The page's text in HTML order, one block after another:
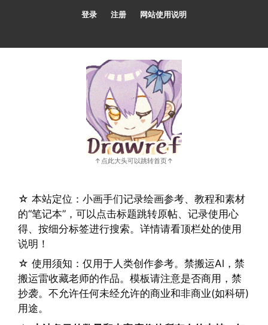
容
登录 注册 网站使用说明
☆ 本站定位：小画手们记录绘画参考、教程和素材
的“笔记本”，可以点击标题跳转原帖、记录使用心
得、按细分标签进行搜索。详情请看顶栏处的使用
说明！
☆ 使用须知：仅用于人类创作参考。禁搬运Al，禁
搬运雷收藏老师的作品。模板请注意是否商用，禁
抄袭。不允许任何未经允许的商业和非商业(如科研)
用途。